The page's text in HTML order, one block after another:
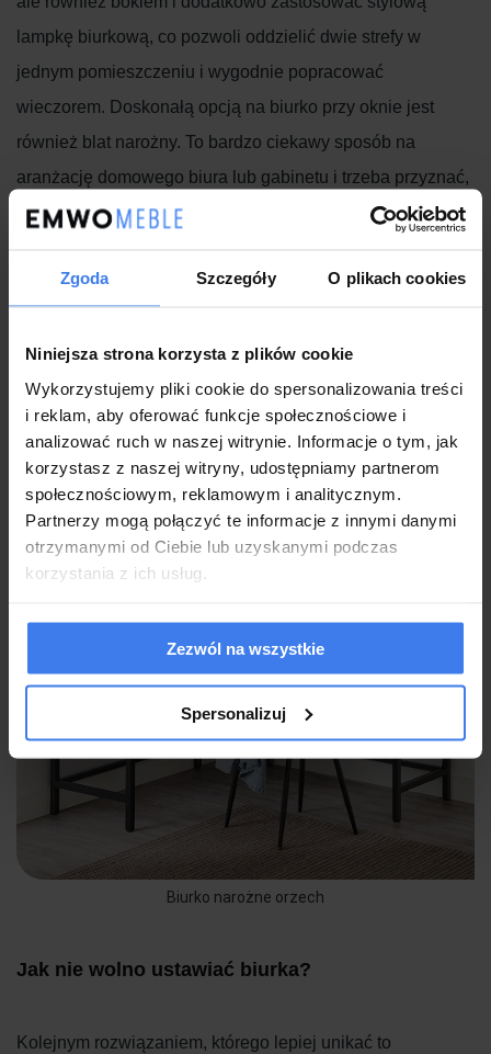
Zgoda Szczegóły O plikach cookies
Niniejsza strona korzysta z plików cookie
Wykorzystujemy pliki cookie do spersonalizowania treści
i reklam, aby oferować funkcje społecznościowe i
analizować ruch w naszej witrynie. Informacje o tym, jak
korzystasz z naszej witryny, udostępniamy partnerom
społecznościowym, reklamowym i analitycznym.
Partnerzy mogą połączyć te informacje z innymi danymi
otrzymanymi od Ciebie lub uzyskanymi podczas
korzystania z ich usług.
Zezwól na wszystkie
Spersonalizuj
lampkę biurkową, co pozwoli oddzielić dwie strefy w
jednym pomieszczeniu i wygodnie popracować
wieczorem. Doskonałą opcją na biurko przy oknie jest
również blat narożny. To bardzo ciekawy sposób na
aranżację domowego biura lub gabinetu i trzeba przyznać,
że opcja ta doskonale sprawdza się w przypadku
zwiewne zasłony to dobra opcja, by w słoneczne i upalne
prześwietlaniem monitora, a do tego zadbać o ładną i
estetyczną dekorację okna.
Biurko narożne orzech
Jak nie wolno ustawiać biurka?
Kolejnym rozwiązaniem, którego lepiej unikać to